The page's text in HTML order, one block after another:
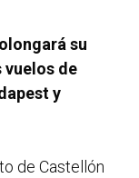
su
vuelos de
y
de Castellón